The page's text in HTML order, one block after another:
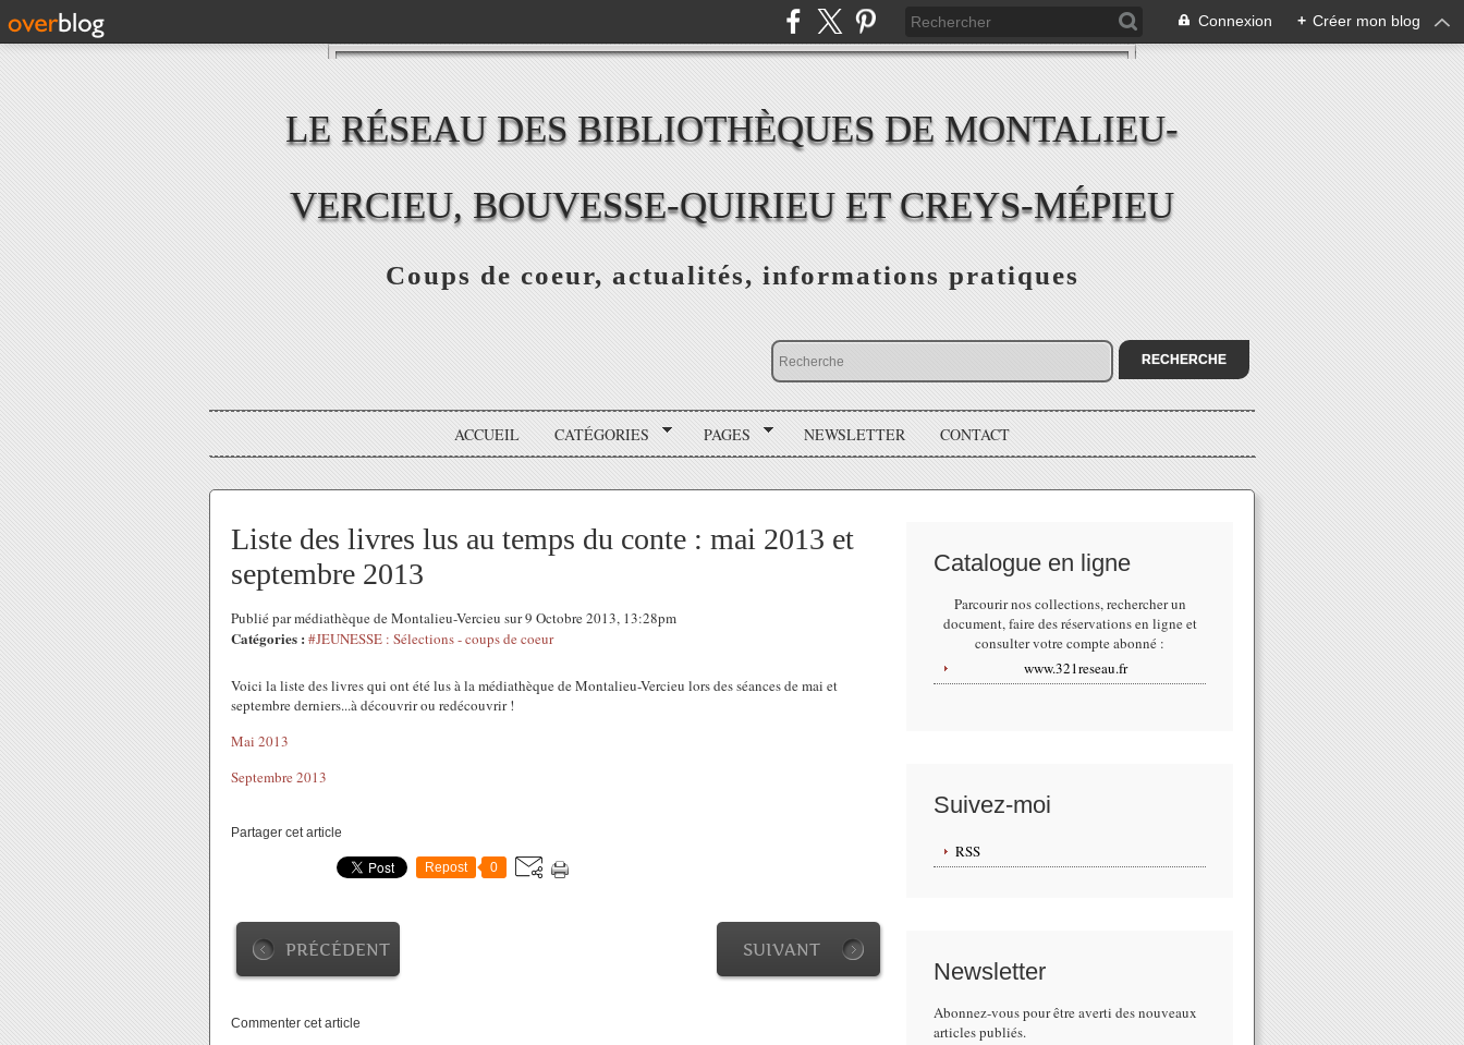
Connexion + Créer mon blog
LE RÉSEAU DES BIBLIOTHÈQUES DE MONTALIEU-
VERCIEU, BOUVESSE-QUIRIEU ET CREYS-MÉPIEU
Coups de coeur, actualités, informations pratiques
ACCUEIL CATÉGORIES PAGES NEWSLETTER CONTACT
Liste des livres lus au temps du conte : mai 2013 et
septembre 2013
Publié par médiathèque de Montalieu-Vercieu sur 9 Octobre 2013, 13:28pm
Catégories : #JEUNESSE : Sélections - coups de coeur
Voici la liste des livres qui ont été lus à la médiathèque de Montalieu-Vercieu lors des séances de mai et
septembre derniers...à découvrir ou redécouvrir !
Mai 2013
Septembre 2013
Partager cet article
Repost 0
PRÉCÉDENT SUIVANT
Commenter cet article
Catalogue en ligne
Parcourir nos collections,rechercher un
document, faire des réservations en ligne et
consulter votre compte abonné :
www.321reseau.fr
Suivez-moi
RSS
Newsletter
Abonnez-vous pour être averti des nouveaux
articles publiés.